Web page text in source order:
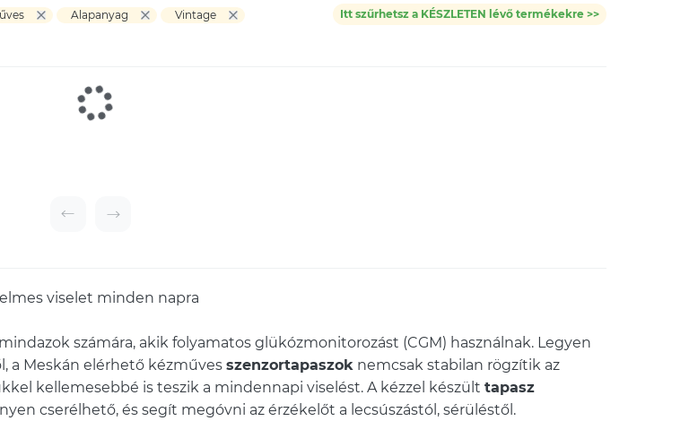
Alapanyag Vintage
Itt szűrhetsz a KÉSZLETEN lévő termékekre >>
viselet minden napra
számára, akik folyamatos glükózmonitorozást (CGM) használnak. Legyen
a Meskán elérhető kézműves szenzortapaszok nemcsak stabilan rögzítik az
kellemesebbé is teszik a mindennapi viselést. A kézzel készült tapasz
cserélhető, és segít megóvni az érzékelőt a lecsúszástól, sérüléstől.